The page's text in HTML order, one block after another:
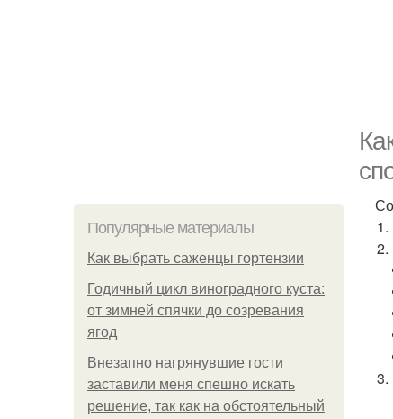
Популярные материалы
Как выбрать саженцы гортензии
Годичный цикл виноградного куста:
от зимней спячки до созревания
ягод
Внезапно нагрянувшие гости
заставили меня спешно искать
решение, так как на обстоятельный